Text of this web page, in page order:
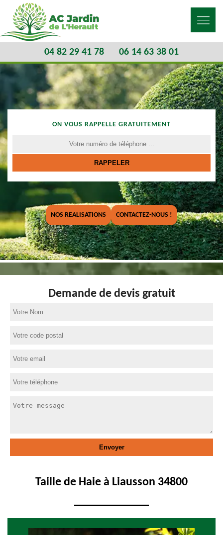
04 82 29 41 78 06 14 63 38 01
ON VOUS RAPPELLE GRATUITEMENT
NOS REALISATIONS CONTACTEZ-NOUS !
Demande de devis gratuit
Taille de Haie à Liausson 34800